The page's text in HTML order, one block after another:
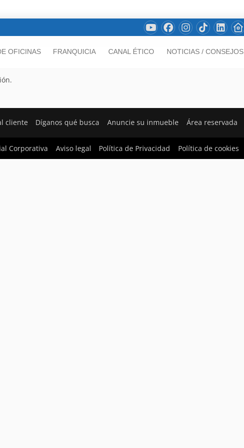
OFICINAS FRANQUICIA CANAL ÉTICO NOTICIAS / CONSEJOS
cliente Díganos qué busca Anuncie su inmueble Área reservada
Corporativa Aviso legal Política de Privacidad Política de cookies